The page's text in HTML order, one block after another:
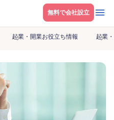
無料で会社設立 メニ
起業・開業お役立ち情報 起業